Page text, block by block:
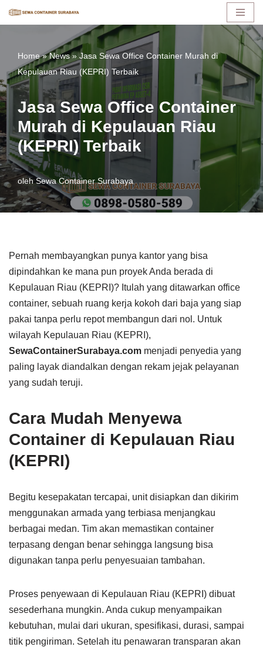
konten
Home»News»Jasa Sewa Office Container Murah di
Kepulauan Riau (KEPRI) Terbaik
Jasa Sewa Office Container
Murah di Kepulauan Riau
(KEPRI) Terbaik
olehSewa Container Surabaya
Pernah membayangkan punya kantor yang bisa
dipindahkan ke mana pun proyek Anda berada di
Kepulauan Riau (KEPRI)? Itulah yang ditawarkan office
container, sebuah ruang kerja kokoh dari baja yang siap
pakai tanpa perlu repot membangun dari nol. Untuk
wilayah Kepulauan Riau (KEPRI),
SewaContainerSurabaya.com menjadi penyedia yang
paling layak diandalkan dengan rekam jejak pelayanan
yang sudah teruji.
Cara Mudah Menyewa
Container di Kepulauan Riau
(KEPRI)
Begitu kesepakatan tercapai, unit disiapkan dan dikirim
menggunakan armada yang terbiasa menjangkau
berbagai medan. Tim akan memastikan container
terpasang dengan benar sehingga langsung bisa
digunakan tanpa perlu penyesuaian tambahan.
Proses penyewaan di Kepulauan Riau (KEPRI) dibuat
sesederhana mungkin. Anda cukup menyampaikan
kebutuhan, mulai dari ukuran, spesifikasi, durasi, sampai
titik pengiriman. Setelah itu penawaran transparan akan